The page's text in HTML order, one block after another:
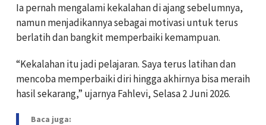
Ia pernah mengalami kekalahan di ajang sebelumnya,
namun menjadikannya sebagai motivasi untuk terus
berlatih dan bangkit memperbaiki kemampuan.
“Kekalahan itu jadi pelajaran. Saya terus latihan dan
mencoba memperbaiki diri hingga akhirnya bisa meraih
hasil sekarang,” ujarnya Fahlevi, Selasa 2 Juni 2026.
Baca juga: